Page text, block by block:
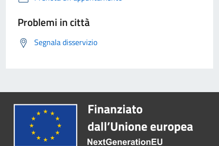
Problemi in città
Segnala disservizio